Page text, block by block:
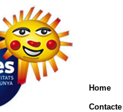
Home
Contacte